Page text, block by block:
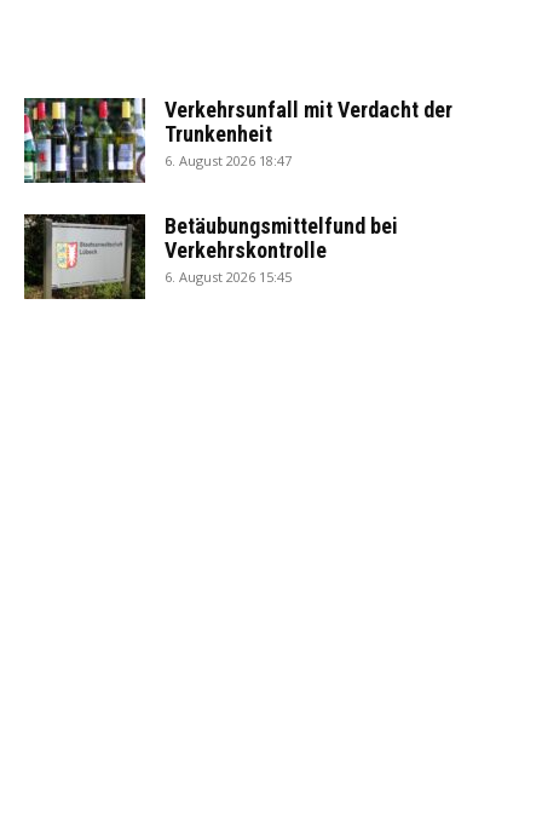
Verkehrsunfall mit Verdacht der
Trunkenheit
6. August 2026 18:47
Betäubungsmittelfund bei
Verkehrskontrolle
6. August 2026 15:45